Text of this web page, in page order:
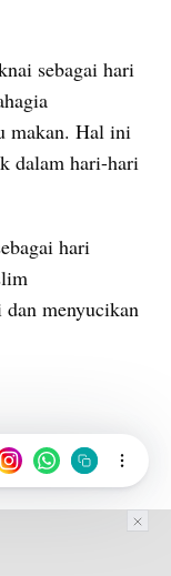
sebagai hari
makan. Hal ini
dalam hari-hari
hari
menyucikan